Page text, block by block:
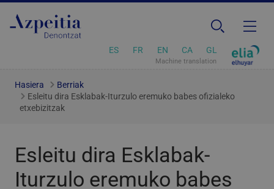
ES FR EN CA GL
Machine translation
Hasiera
Berriak
Esleitu dira Esklabak-Iturzulo eremuko babes ofizialeko
etxebizitzak
Esleitu dira Esklabak-
Iturzulo eremuko babes